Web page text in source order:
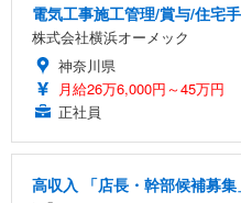
電気工事施工管理/賞与/住宅
株式会社横浜オーメック
神奈川県
月給26万6,000円～45万円
正社員
高収入 「店長・幹部候補募